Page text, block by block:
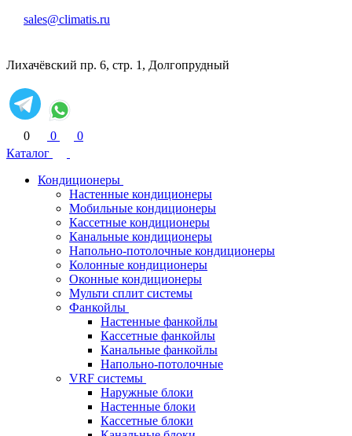
sales@climatis.ru
Лихачёвский пр. 6, стр. 1, Долгопрудный
0 0
0
Каталог
Кондиционеры
Настенные кондиционеры
Мобильные кондиционеры
Кассетные кондиционеры
Канальные кондиционеры
Напольно-потолочные кондиционеры
Колонные кондиционеры
Оконные кондиционеры
Мульти сплит системы
Фанкойлы
Настенные фанкойлы
Кассетные фанкойлы
Канальные фанкойлы
Напольно-потолочные
VRF системы
Наружные блоки
Настенные блоки
Кассетные блоки